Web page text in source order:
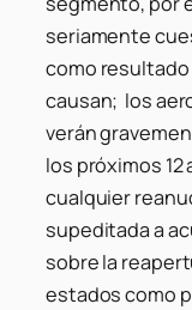
seriamente
como
causan; los
verán
los próximos 12
cualquier
supeditada a
sobre la
estados como